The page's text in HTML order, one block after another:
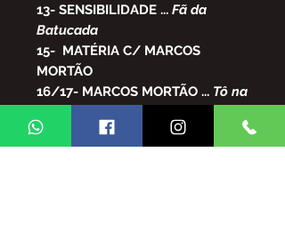
13- SENSIBILIDADE ... Fã da
Batucada
15- MATÉRIA C/ MARCOS
MORTÃO
16/17- MARCOS MORTÃO ... Tô na
18-GABRIELZINHO
Baby 95